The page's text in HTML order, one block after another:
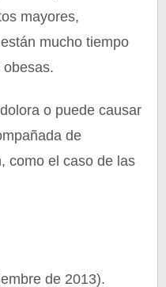
mayores,
mucho tiempo
o puede causar
de
como el caso de las
de 2013).